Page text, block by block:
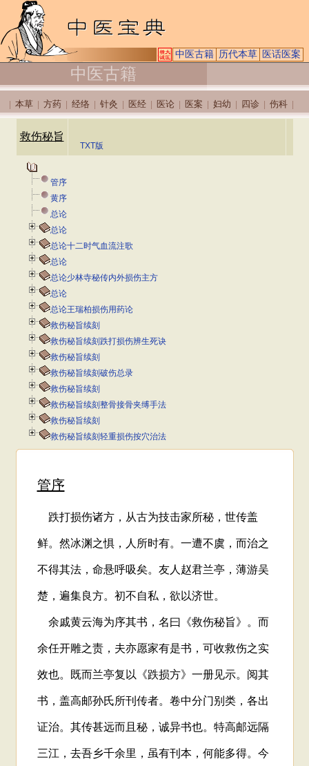
中医古籍 历代本草 医话医案
中医古籍
本草 方药 经络 针灸 医经 医论 医案 妇幼 四诊 伤科
救伤秘旨
TXT版
管序
黄序
总论
总论
总论十二时气血流注歌
总论
总论少林寺秘传内外损伤主方
总论
总论王瑞柏损伤用药论
救伤秘旨续刻
救伤秘旨续刻跌打损伤辨生死诀
救伤秘旨续刻
救伤秘旨续刻破伤总录
救伤秘旨续刻
救伤秘旨续刻整骨接骨夹缚手法
救伤秘旨续刻
救伤秘旨续刻轻重损伤按穴治法